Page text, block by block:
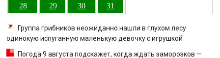
28 29 30 31
Группа грибников неожиданно нашли в глухом лесу
одинокую испуганную маленькую девочку с игрушкой
Погода 9 августа подскажет, когда ждать заморозков —